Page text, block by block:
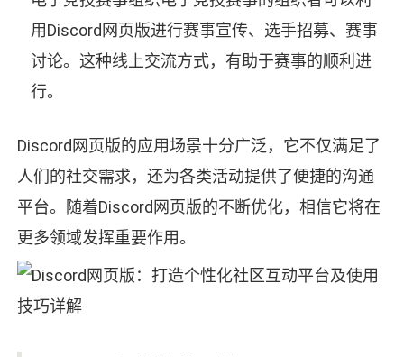
用Discord网页版进行赛事宣传、选手招募、赛事
讨论。这种线上交流方式，有助于赛事的顺利进
行。
Discord网页版的应用场景十分广泛，它不仅满足了
人们的社交需求，还为各类活动提供了便捷的沟通
平台。随着Discord网页版的不断优化，相信它将在
更多领域发挥重要作用。